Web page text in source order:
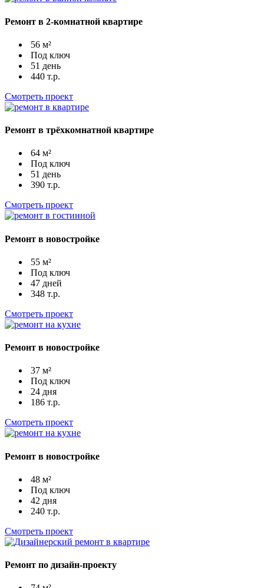
Ремонт в 2-комнатной квартире
56 м²
Под ключ
51 день
440 т.р.
Смотреть проект
Ремонт в трёхкомнатной квартире
64 м²
Под ключ
51 день
390 т.р.
Смотреть проект
Ремонт в новостройке
55 м²
Под ключ
47 дней
348 т.р.
Смотреть проект
Ремонт в новостройке
37 м²
Под ключ
24 дня
186 т.р.
Смотреть проект
Ремонт в новостройке
48 м²
Под ключ
42 дня
240 т.р.
Смотреть проект
Ремонт по дизайн-проекту